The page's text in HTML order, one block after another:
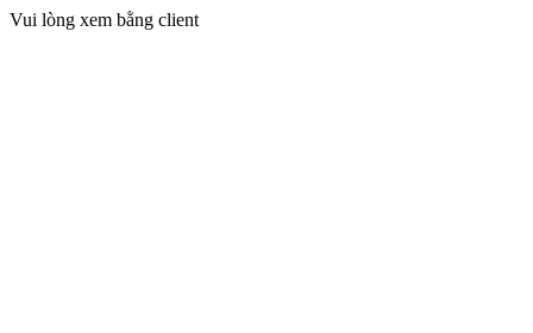
Vui lòng xem bằng client